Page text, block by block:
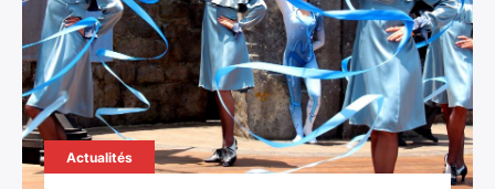
Actualités